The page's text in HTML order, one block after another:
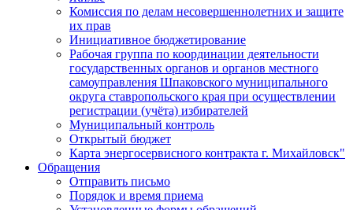
Комиссия по делам несовершеннолетних и защите
их прав
Инициативное бюджетирование
Рабочая группа по координации деятельности
государственных органов и органов местного
самоуправления Шпаковского муниципального
округа ставропольского края при осуществлении
регистрации (учёта) избирателей
Муниципальный контроль
Открытый бюджет
Карта энергосервисного контракта г. Михайловск"
Обращения
Отправить письмо
Порядок и время приема